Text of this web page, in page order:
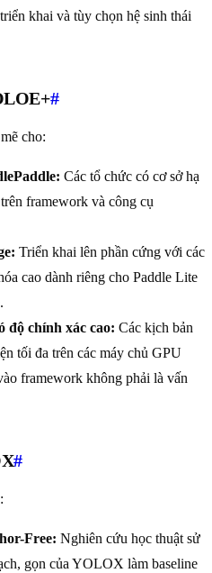
khai và tùy chọn hệ sinh thái
#
cho:
Các tổ chức có cơ sở hạ
framework và công cụ
Triển khai lên phần cứng với các
cao dành riêng cho Paddle Lite
độ chính xác cao: Các kịch bản
tối đa trên các máy chủ GPU
framework không phải là vấn
#
Free: Nghiên cứu học thuật sử
gọn của YOLOX làm baseline